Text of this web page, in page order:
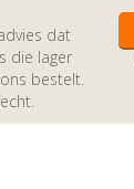
dat
die lager
bestelt.